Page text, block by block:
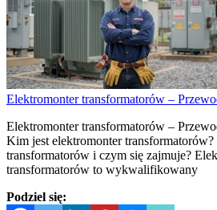
Elektromonter transformatorów –
Elektromonter transformatorów –
Kim jest elektromonter
transformatorów i czym się zajmuje?
transformatorów to wykwalifikowany
Podziel się: